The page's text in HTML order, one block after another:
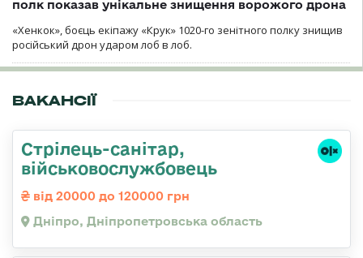
полк показав унікальне знищення ворожого дрона
«Хенкок», боєць екіпажу «Крук» 1020-го зенітного полку знищив
російський дрон ударом лоб в лоб.
ВАКАНСІЇ
Стрілець-санітар,
військовослужбовець
від 20000 до 120000 грн
Дніпро, Дніпропетровська область